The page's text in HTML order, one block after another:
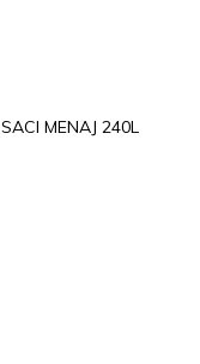
SACI MENAJ 240L